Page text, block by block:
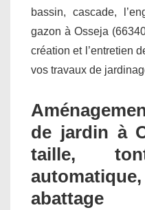
bassin, cascade,
gazon à Osseja
création et l’entretien
vos travaux de
de jardin à
taille,
abattage